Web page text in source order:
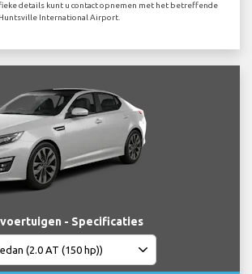
details kunt u contact opnemen met het betreffende
International Airport.
- Specificaties